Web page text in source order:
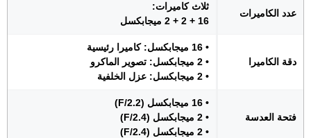
عدد الكاميرات
ثلاث كاميرات:
16 + 2 + 2 ميجابكسل
دقة الكاميرا
• 16 ميجابكسل: كاميرا رئيسية
• 2 ميجابكسل: تصوير الماكرو
• 2 ميجابكسل: عزل الخلفية
فتحة العدسة
• 16 ميجابكسل (F/2.2)
• 2 ميجابكسل (F/2.4)
• 2 ميجابكسل (F/2.4)